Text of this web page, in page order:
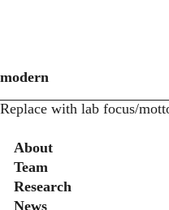
modern
Replace with lab focus/
Secondary menu
About
Team
Research
News